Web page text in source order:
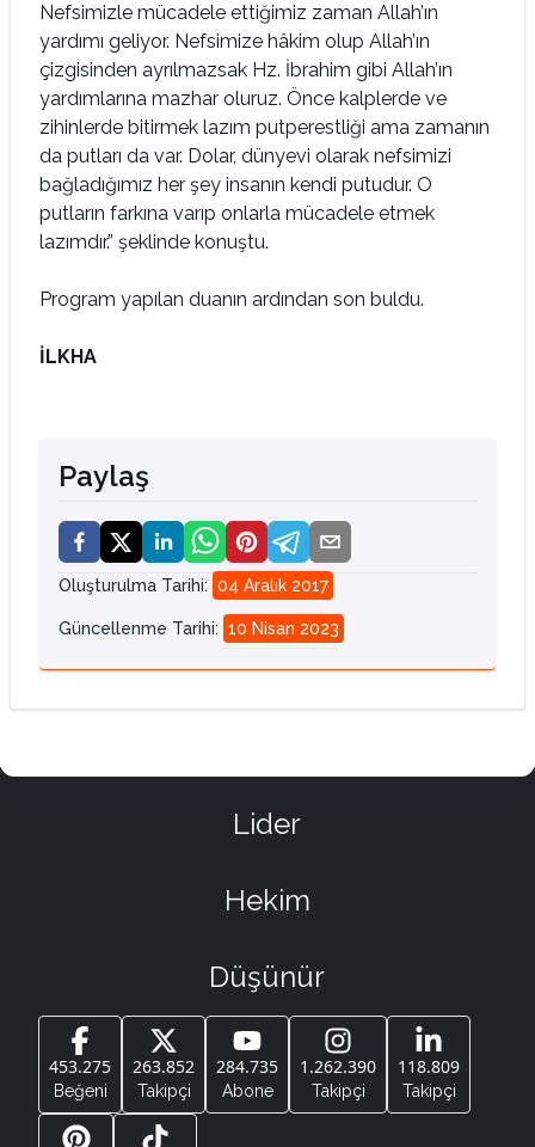
Nefsimizle mücadele ettiğimiz zaman Allah’ın
yardımı geliyor. Nefsimize hâkim olup Allah’ın
çizgisinden ayrılmazsak Hz. İbrahim gibi Allah’ın
yardımlarına mazhar oluruz. Önce kalplerde ve
zihinlerde bitirmek lazım putperestliği ama zamanın
da putları da var. Dolar, dünyevi olarak nefsimizi
bağladığımız her şey insanın kendi putudur. O
putların farkına varıp onlarla mücadele etmek
lazımdır.” şeklinde konuştu.
Program yapılan duanın ardından son buldu.
İLKHA
Paylaş
Oluşturulma Tarihi: 04 Aralık 2017
Güncellenme Tarihi: 10 Nisan 2023
Lider
Hekim
Düşünür
453.275
Beğeni
263.852
Takipçi
284.735
Abone
1.262.390
Takipçi
118.809
Takipçi